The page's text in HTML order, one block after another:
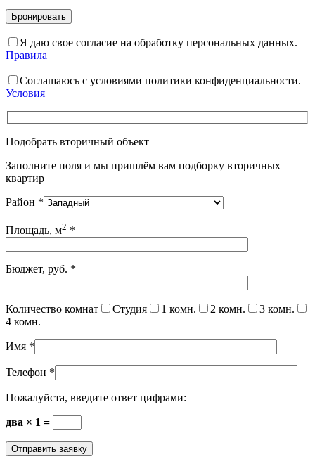
Я даю свое согласие на обработку персональных данных.
Правила
Соглашаюсь с условиями политики конфиденциальности.
Условия
Подобрать вторичный объект
Заполните поля и мы пришлём вам подборку вторичных
квартир
Район *
Площадь, м2 *
Бюджет, руб. *
Количество комнат Студия 1 комн. 2 комн.
3 комн.
4 комн.
Имя *
Телефон *
Пожалуйста, введите ответ цифрами:
два × 1 =